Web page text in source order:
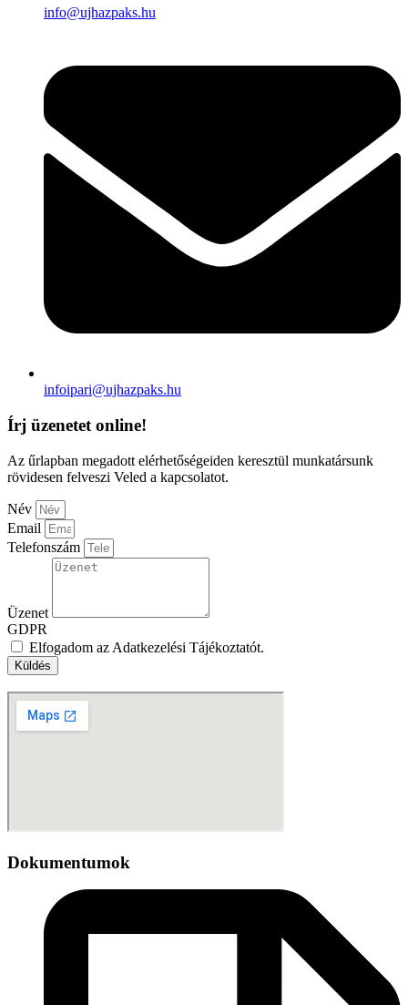
info@ujhazpaks.hu
infoipari@ujhazpaks.hu
Írj üzenetet online!
Az űrlapban megadott elérhetőségeiden keresztül munkatársunk
rövidesen felveszi Veled a kapcsolatot.
Név
Email
Telefonszám
Üzenet
GDPR
Elfogadom az Adatkezelési Tájékoztatót.
Küldés
Dokumentumok